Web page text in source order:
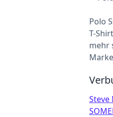
Polo
T-
mehr
Steve